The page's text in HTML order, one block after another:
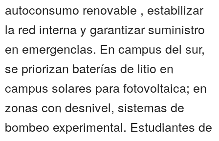
autoconsumo renovable , estabilizar
la red interna y garantizar suministro
en emergencias. En campus del sur,
se priorizan baterías de litio en
campus solares para fotovoltaica; en
zonas con desnivel, sistemas de
bombeo experimental. Estudiantes de